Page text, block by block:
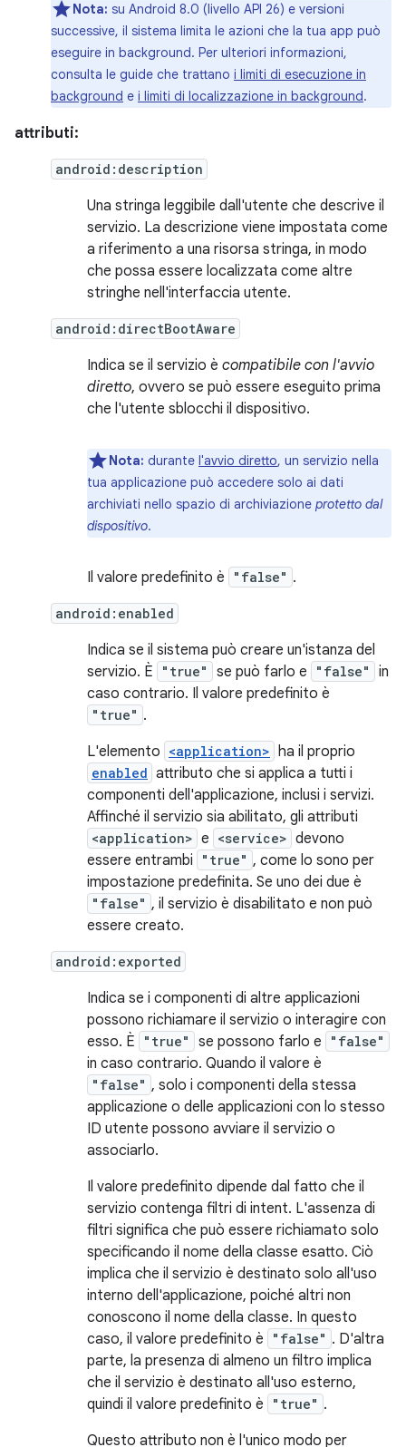
Nota: su Android 8.0 (livello API 26) e versioni
successive, il sistema limita le azioni che la tua app può
eseguire in background. Per ulteriori informazioni,
consulta le guide che trattano i limiti di esecuzione in
background e i limiti di localizzazione in background.
attributi:
android:description
Una stringa leggibile dall'utente che descrive il
servizio. La descrizione viene impostata come
a riferimento a una risorsa stringa, in modo
che possa essere localizzata come altre
stringhe nell'interfaccia utente.
android:directBootAware
Indica se il servizio è compatibile con l'avvio
diretto, ovvero se può essere eseguito prima
che l'utente sblocchi il dispositivo.
Nota: durante l'avvio diretto, un servizio nella
tua applicazione può accedere solo ai dati
archiviati nello spazio di archiviazione protetto dal
dispositivo.
Il valore predefinito è "false" .
android:enabled
Indica se il sistema può creare un'istanza del
servizio. È
"true" se può farlo e "false"
in
caso contrario. Il valore predefinito è
"true" .
L'elemento <application> ha il proprio
enabled attributo che si applica a tutti i
componenti dell'applicazione, inclusi i servizi.
Affinché il servizio sia abilitato, gli attributi
<application> e <service> devono
essere entrambi
"true" , come lo sono per
impostazione predefinita. Se uno dei due è
"false" , il servizio è disabilitato e non può
essere creato.
android:exported
Indica se i componenti di altre applicazioni
possono richiamare il servizio o interagire con
esso. È
"true" se possono farlo e "false"
in caso contrario. Quando il valore è
"false" , solo i componenti della stessa
applicazione o delle applicazioni con lo stesso
ID utente possono avviare il servizio o
associarlo.
Il valore predefinito dipende dal fatto che il
servizio contenga filtri di intent. L'assenza di
filtri significa che può essere richiamato solo
specificando il nome della classe esatto. Ciò
implica che il servizio è destinato solo all'uso
interno dell'applicazione, poiché altri non
conoscono il nome della classe. In questo
caso, il valore predefinito è
"false" . D'altra
parte, la presenza di almeno un filtro implica
che il servizio è destinato all'uso esterno,
quindi il valore predefinito è
"true" .
Questo attributo non è l'unico modo per